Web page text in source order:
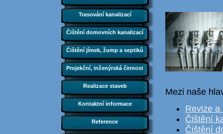
Mezi naše
Revize a
Čištění
Čištění
Trasová­ní kanalizací
Čištění domovních kanalizací
Čištění jímek, žump a septiků
Projekční, inženýrská činnost
Realizace staveb
Kontaktní informace
Reference